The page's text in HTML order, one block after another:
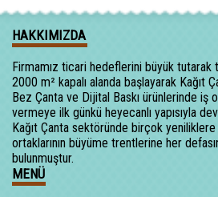
HAKKIMIZDA
Firmamız ticari hedeflerini büyük tutarak
2000 m² kapalı alanda başlayarak Kağıt
Bez Çanta ve Dijital Baskı ürünlerinde iş
vermeye ilk günkü heyecanlı yapısıyla
Kağıt Çanta sektöründe birçok
ortaklarının büyüme trentlerine her
bulunmuştur.
MENÜ